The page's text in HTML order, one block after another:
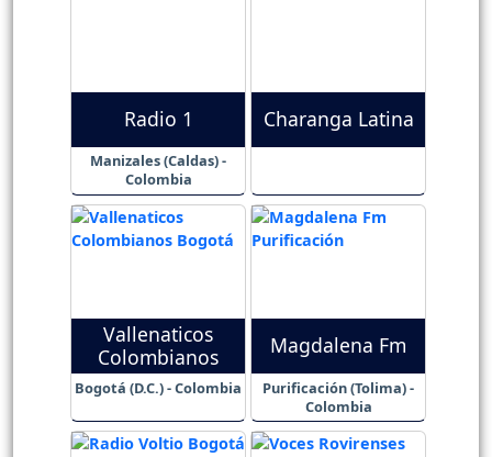
Radio 1
Manizales (Caldas) -
Colombia
Charanga Latina
Vallenaticos
Colombianos
Bogotá (D.C.) - Colombia
Magdalena Fm
Purificación (Tolima) -
Colombia